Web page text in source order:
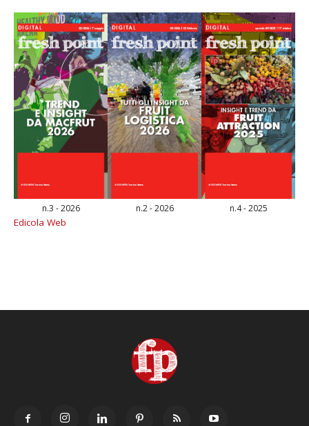
n.3 - 2026 n.2 - 2026 n.4 - 2025
Edicola Web